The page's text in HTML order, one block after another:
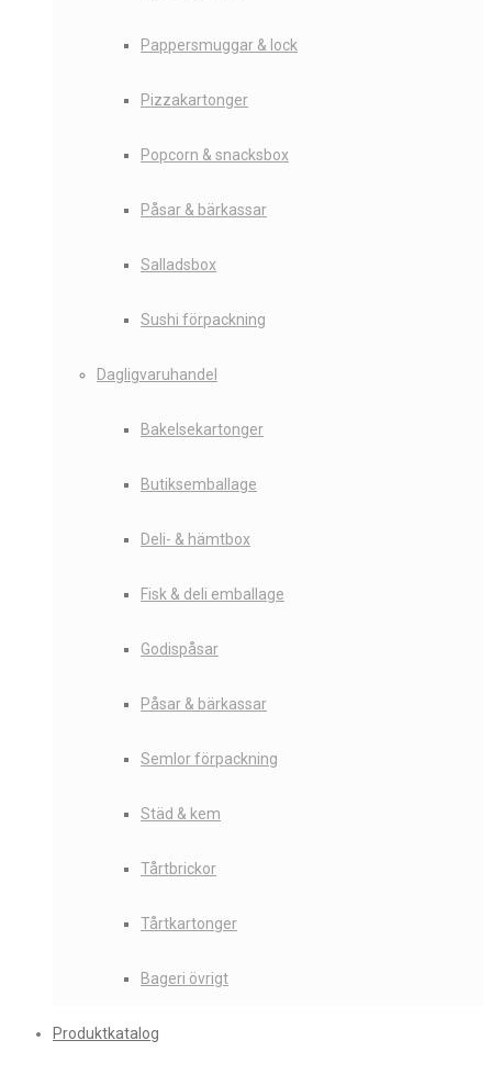
Pappersmuggar & lock
Pizzakartonger
Popcorn & snacksbox
Påsar & bärkassar
Salladsbox
Sushi förpackning
Dagligvaruhandel
Bakelsekartonger
Butiksemballage
Deli- & hämtbox
Fisk & deli emballage
Godispåsar
Påsar & bärkassar
Semlor förpackning
Städ & kem
Tårtbrickor
Tårtkartonger
Bageri övrigt
Produktkatalog